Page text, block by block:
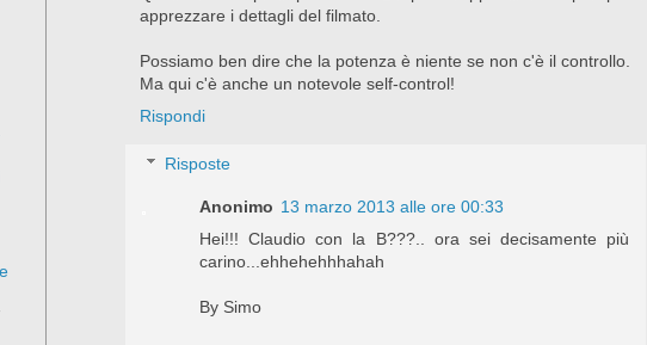
apprezzare i dettagli del filmato.
Possiamo ben dire che la potenza è niente se non c'è il controllo.
Ma qui c'è anche un notevole self-control!
Rispondi
Risposte
Anonimo 13 marzo 2013 alle ore 00:33
Hei!!! Claudio con la B???.. ora sei decisamente più
carino...ehhehehhhahah
By Simo